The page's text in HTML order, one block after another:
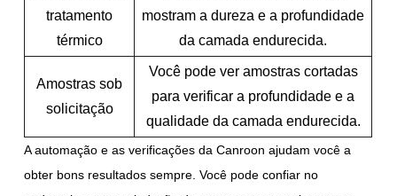
tratamento
térmico
mostram a dureza e a profundidade
da camada endurecida.
Amostras sob
solicitação
Você pode ver amostras cortadas
para verificar a profundidade e a
qualidade da camada endurecida.
A automação e as verificações da Canroon ajudam você a
obter bons resultados sempre. Você pode confiar no